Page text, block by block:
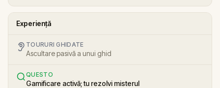
Experiență
TOURURI GHIDATE
Ascultare pasivă a unui ghid
QUESTO
Gamificare activă; tu rezolvi misterul